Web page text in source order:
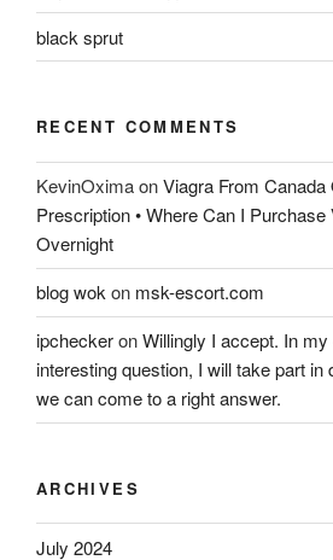
black sprut
RECENT COMMENTS
KevinOximaonViagra From Canada
Prescription • Where Can I Purchase
Overnight
blog wokon msk-escort.com
ipcheckeronWillingly I accept. In
interesting question, I will take part in
we can come to a right answer.
ARCHIVES
July 2024